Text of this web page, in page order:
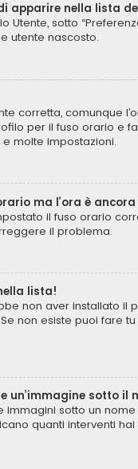
apparire nella lista
Utente, sotto
utente nascosto.
corretta, comunque
per il fuso orario e
molte impostazioni.
ma l’ora è
il fuso orario
il problema.
lista!
non aver installato
non esiste puoi fare
un’immagine sotto il
immagini sotto un
quanti interventi